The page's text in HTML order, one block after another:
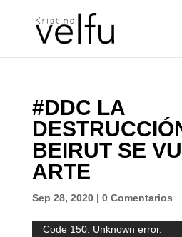
#DDC LA
BEIRUT SE
ARTE
Sep 28, 2020| 0 Comentarios
Reproductor
Code 150: Unknown error.